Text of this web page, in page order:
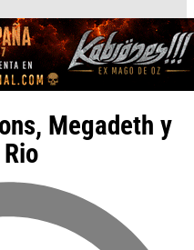
Megadeth y